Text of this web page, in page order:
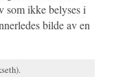
som ikke belyses i
bilde av en